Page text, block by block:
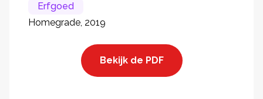
Erfgoed
Homegrade, 2019
Bekijk de PDF